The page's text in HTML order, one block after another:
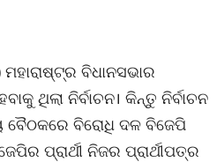
ବିଧାନସଭାର
ଥିଲା ନିର୍ବାଚନ। କିନ୍ତୁ ନିର୍ବାଚନ
ବୈଠକରେ ବିରୋଧି ଦଳ ବିଜେପି
ପ୍ରାର୍ଥୀ ନିଜର ପ୍ରାର୍ଥୀପତ୍ର